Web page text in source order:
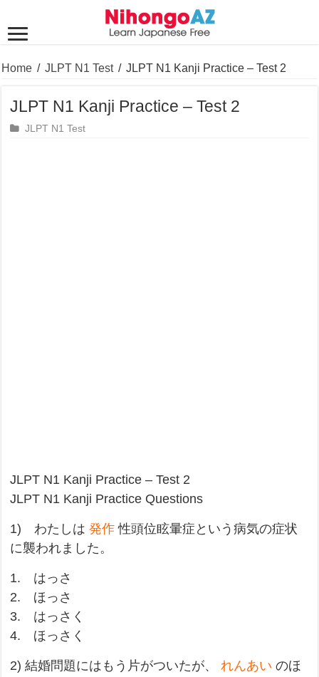
Home / JLPT N1 Test / JLPT N1 Kanji Practice – Test 2
JLPT N1 Kanji Practice – Test 2
JLPT N1 Test
JLPT N1 Kanji Practice – Test 2
JLPT N1 Kanji Practice Questions
1) わたしは発作 性頭位眩暈症という病気の症状
に襲われました。
1. はっさ
2. ほっさ
3. はっさく
4. ほっさく
2) 結婚問題にはもう片がついたが、れんあい のほ